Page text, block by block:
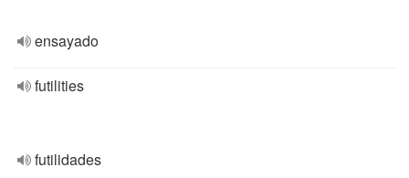
ensayado
futilities
futilidades